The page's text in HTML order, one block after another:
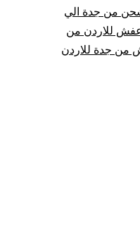
من جدة الي
للاردن من
من جدة للاردن